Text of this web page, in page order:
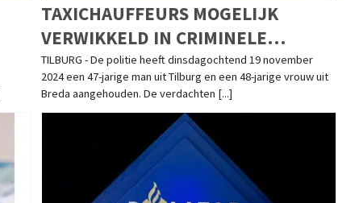
TAXICHAUFFEURS MOGELIJK
VERWIKKELD IN CRIMINELE
CIRCUIT
TILBURG - De politie heeft dinsdagochtend 19 november
2024 een 47-jarige man uit Tilburg en een 48-jarige vrouw uit
Breda aangehouden. De verdachten [...]